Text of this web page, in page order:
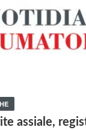
assiale,